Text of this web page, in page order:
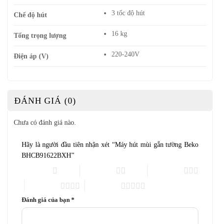
Chế độ hút 3 tốc độ hút
Tổng trọng lượng 16 kg
Điện áp (V) 220-240V
ĐÁNH GIÁ (0)
Chưa có đánh giá nào.
Hãy là người đầu tiên nhận xét “Máy hút mùi gắn tường Beko
BHCB91622BXH”
Đánh giá của bạn *